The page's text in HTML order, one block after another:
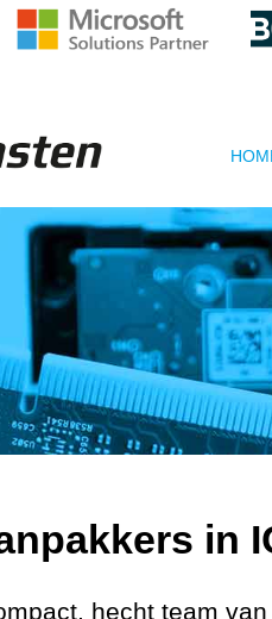
in
hecht team